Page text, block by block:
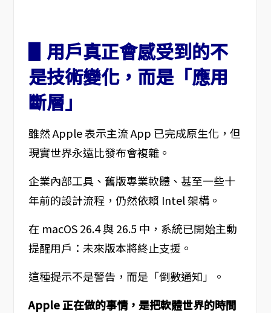
▋用戶真正會感受到的不
是技術變化，而是「應用
斷層」
雖然 Apple 表示主流 App 已完成原生化，但
現實世界永遠比發布會複雜。
企業內部工具、舊版專業軟體、甚至一些十
年前的設計流程，仍然依賴 Intel 架構。
在 macOS 26.4 與 26.5 中，系統已開始主動
提醒用戶：未來版本將終止支援。
這種提示不是警告，而是「倒數通知」。
Apple 正在做的事情，是把軟體世界的時間